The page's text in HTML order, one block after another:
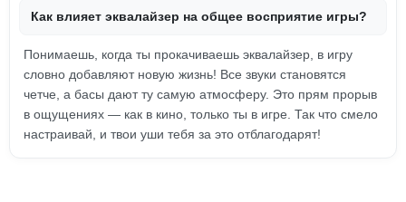
Как влияет эквалайзер на общее восприятие игры?
Понимаешь, когда ты прокачиваешь эквалайзер, в игру
словно добавляют новую жизнь! Все звуки становятся
четче, а басы дают ту самую атмосферу. Это прям прорыв
в ощущениях — как в кино, только ты в игре. Так что смело
настраивай, и твои уши тебя за это отблагодарят!